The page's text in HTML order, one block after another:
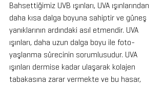
Bahsettiğimiz UVB ışınları, UVA ışınlarından
daha kısa dalga boyuna sahiptir ve güneş
yanıklarının ardındaki asıl etmendir. UVA
ışınları, daha uzun dalga boyu ile foto-
yaşlanma sürecinin sorumlusudur. UVA
ışınları dermise kadar ulaşarak kolajen
tabakasına zarar vermekte ve bu hasar,